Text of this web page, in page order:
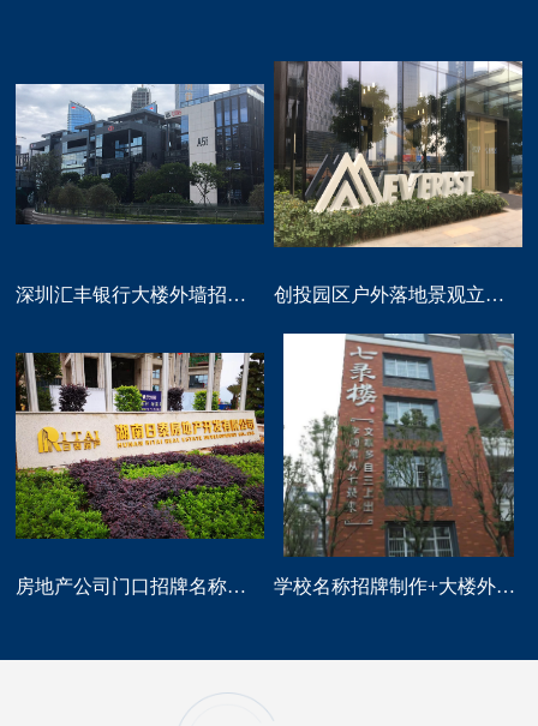
深圳汇丰银行大楼外墙招牌logo标识制作 创投园区户外落地景观立体字大型标识制作
房地产公司门口招牌名称广告字制作 学校名称招牌制作+大楼外墙字制作